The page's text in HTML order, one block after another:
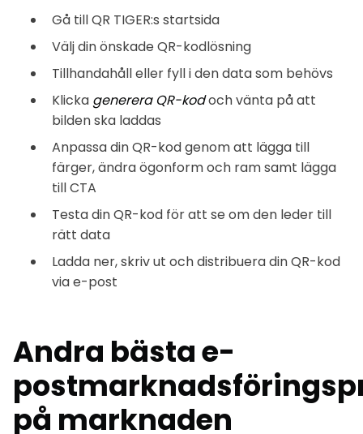
Gå till QR TIGER:s startsida
Välj din önskade QR-kodlösning
Tillhandahåll eller fyll i den data som behövs
Klicka generera QR-kodoch vänta på att
bilden ska laddas
Anpassa din QR-kod genom att lägga till
färger, ändra ögonform och ram samt lägga
till CTA
Testa din QR-kod för att se om den leder till
rätt data
Ladda ner, skriv ut och distribuera din QR-kod
via e-post
Andra bästa e-
på marknaden